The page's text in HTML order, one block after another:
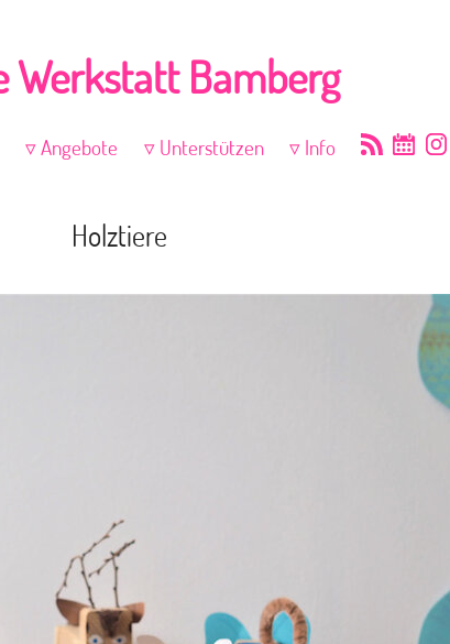
Werkstatt Bamberg
Angebote Unterstützen Info
Holztiere